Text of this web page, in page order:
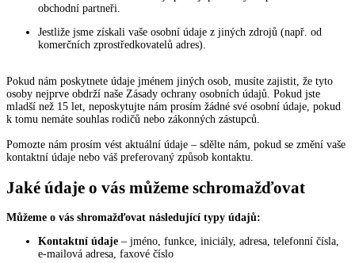
obchodní partneři.
Jestliže jsme získali vaše osobní údaje z jiných zdrojů (např. od
komerčních zprostředkovatelů adres).
Pokud nám poskytnete údaje jménem jiných osob, musíte zajistit, že tyto
osoby nejprve obdrží naše Zásady ochrany osobních údajů. Pokud jste
mladší než 15 let, neposkytujte nám prosím žádné své osobní údaje, pokud
k tomu nemáte souhlas rodičů nebo zákonných zástupců.
Pomozte nám prosím vést aktuální údaje – sdělte nám, pokud se změní vaše
kontaktní údaje nebo váš preferovaný způsob kontaktu.
Jaké údaje o vás můžeme schromažďovat
Můžeme o vás shromažďovat následující typy údajů:
Kontaktní údaje – jméno, funkce, iniciály, adresa, telefonní čísla,
e-mailová adresa, faxové číslo